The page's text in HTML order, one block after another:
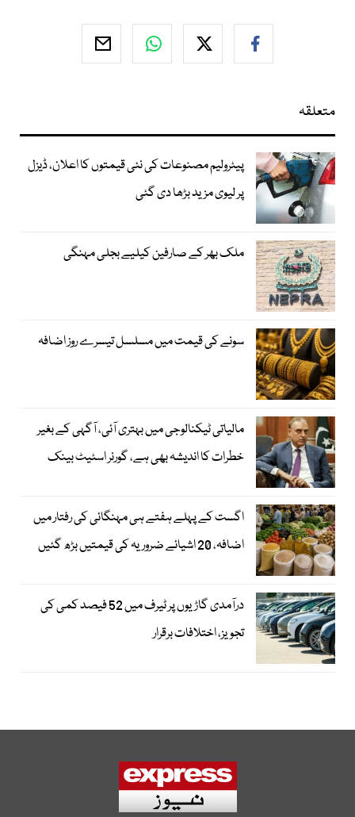
متعلقہ
پیٹرولیم مصنوعات کی نئی قیمتوں کا اعلان، ڈیزل
پر لیوی مزید بڑھا دی گئی
ملک بھر کے صارفین کیلیے بجلی مہنگی
سونے کی قیمت میں مسلسل تیسرے روز اضافہ
مالیاتی ٹیکنالوجی میں بہتری آئی، آگہی کے بغیر
خطرات کا اندیشہ بھی ہے، گورنر اسٹیٹ بینک
اگست کے پہلے ہفتے ہی مہنگائی کی رفتار میں
اضافہ، 20 اشیائے ضروریہ کی قیمتیں بڑھ گئیں
درآمدی گاڑیوں پر ٹیرف میں 52 فیصد کمی کی
تجویز، اختلافات برقرار